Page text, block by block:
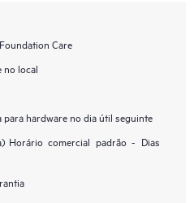
Foundation Care
no local
para hardware no dia útil seguinte
Horário comercial padrão - Dias